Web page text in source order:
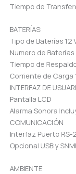
Tiempo de
BATERÍAS
Tipo de Baterías 12
Numero de Baterías
Tiempo de
Corriente de Carga
INTERFAZ DE
Pantalla LCD
Alarma Sonora
COMUNICACIÓN
Interfaz Puerto RS-
Opcional USB y
AMBIENTE